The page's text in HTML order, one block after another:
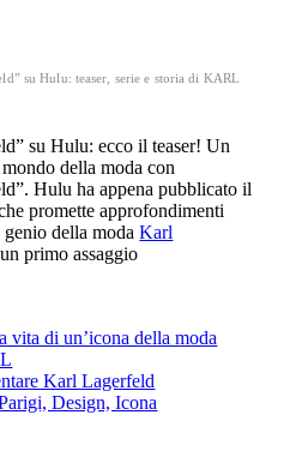
su Hulu: teaser, serie e storia di KARL
su Hulu: ecco il teaser! Un
della moda con
Hulu ha appena pubblicato il
promette approfondimenti
genio della modaKarl
primo assaggio
vita di un’icona della moda
Karl Lagerfeld
Design, Icona